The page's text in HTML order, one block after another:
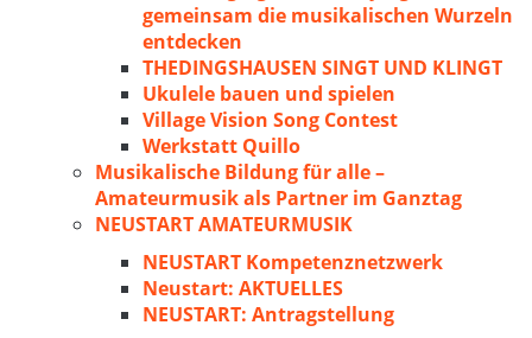
gemeinsam die musikalischen Wurzeln
entdecken
THEDINGSHAUSEN SINGT UND KLINGT
Ukulele bauen und spielen
Village Vision Song Contest
Werkstatt Quillo
Musikalische Bildung für alle –
Amateurmusik als Partner im Ganztag
NEUSTART AMATEURMUSIK
NEUSTART Kompetenznetzwerk
Neustart: AKTUELLES
NEUSTART: Antragstellung